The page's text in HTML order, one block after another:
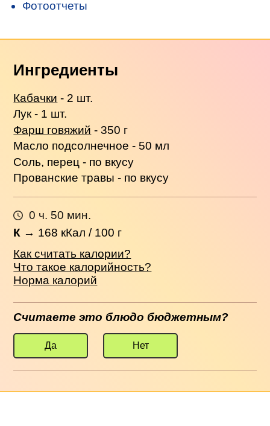
Фотоотчеты
Ингредиенты
Кабачки - 2 шт.
Лук - 1 шт.
Фарш говяжий - 350 г
Масло подсолнечное - 50 мл
Соль, перец - по вкусу
Прованские травы - по вкусу
0 ч. 50 мин.
К → 168 кКал / 100 г
Как считать калории?
Что такое калорийность?
Норма калорий
Считаете это блюдо бюджетным?
Да Нет